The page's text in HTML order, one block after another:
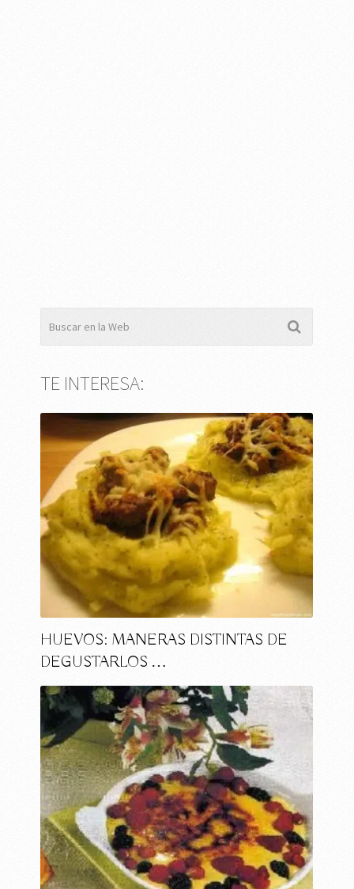
TE INTERESA:
HUEVOS: MANERAS DISTINTAS DE
DEGUSTARLOS …